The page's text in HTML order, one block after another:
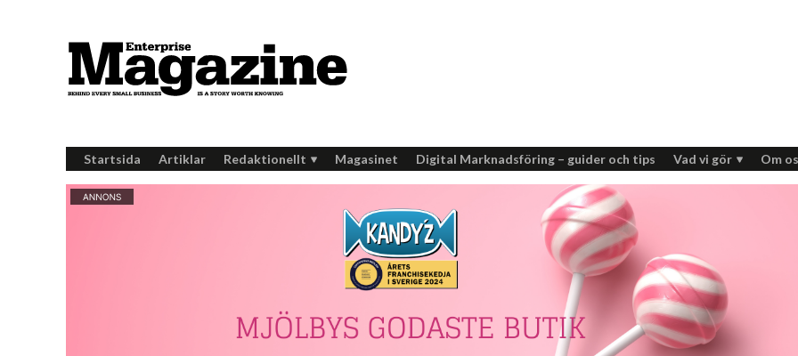
Startsida Artiklar Redaktionellt Magasinet Digital Marknadsföring – guider och tips Vad vi gör Om